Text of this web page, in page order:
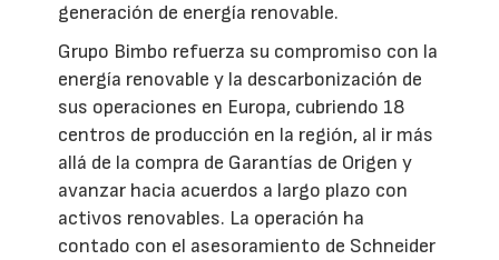
generación de energía renovable.
Grupo Bimbo refuerza su compromiso con la
energía renovable y la descarbonización de
sus operaciones en Europa, cubriendo 18
centros de producción en la región, al ir más
allá de la compra de Garantías de Origen y
avanzar hacia acuerdos a largo plazo con
activos renovables. La operación ha
contado con el asesoramiento de Schneider